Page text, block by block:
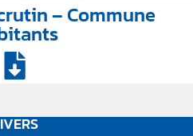
– Commune